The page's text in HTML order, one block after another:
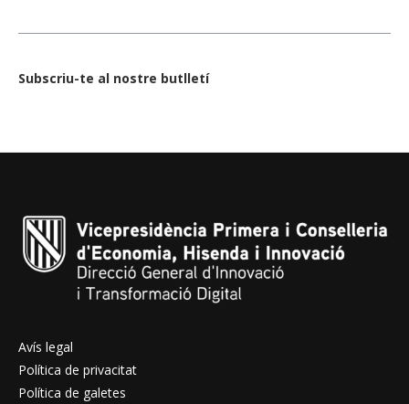
Subscriu-te al nostre butlletí
Avís legal
Política de privacitat
Política de galetes